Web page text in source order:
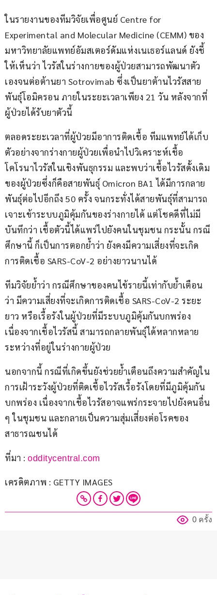
ในรายงานของทีมวิจัยเพื่อศูนย์ Centre for
Experimental and Molecular Medicine (CEMM) ของ
มหาวิทยาลัยแพทย์อัมสเตอร์ดัมแห่งเนเธอร์แลนด์ ยังชี้
ให้เห็นว่า ไวรัสในร่างกายของผู้ป่วยสามารถพัฒนาตัว
เองจนต่อต้านยา Sotrovimab ซึ่งเป็นยาต้านไวรัสสาย
พันธุ์โอมิครอน ภายในระยะเวลาเพียง 21 วัน หลังจากที่
ผู้ป่วยได้รับยาตัวนี้
ตลอดระยะเวลาที่ผู้ป่วยมีอาการติดเชื้อ ทีมแพทย์ได้เก็บ
ตัวอย่างจากร่างกายผู้ป่วยเพื่อนำไปวิเคราะห์เชื้อ
โคโรนาไวรัสในเชิงพันธุกรรม และพบว่าเชื้อไวรัสดั้งเดิม
ของผู้ป่วยซึ่งก็คือสายพันธุ์ Omicron BA1 ได้มีการกลาย
พันธุ์ต่อไปอีกถึง 50 ครั้ง จนกระทั่งได้สายพันธุ์ที่สามารถ
เจาะเข้าระบบภูมิคุ้มกันของร่างกายได้ แต่โชคดีที่ไม่มี
บันทึกว่า เชื้อตัวนี้ได้แพร่ไปยังคนในชุมชน กระนั้น กรณี
ศึกษานี้ ก็เป็นการตอกย้ำว่า ยังคงมีความเสี่ยงที่จะเกิด
การติดเชื้อ SARS-CoV-2 อย่างยาวนานได้
ทีมวิจัยย้ำว่า กรณีศึกษาของคนไข้รายนี้เท่ากับย้ำเตือน
ว่า มีความเสี่ยงที่จะเกิดการติดเชื้อ SARS-CoV-2 ระยะ
ยาว หรือเรื้อรังในผู้ป่วยที่มีระบบภูมิคุ้มกันบกพร่อง
เนื่องจากเชื้อไวรัสนี้ สามารถกลายพันธุ์ได้หลากหลาย
ระหว่างที่อยู่ในร่างกายผู้ป่วย
นอกจากนี้ กรณีที่เกิดขึ้นยังช่วยย้ำเตือนถึงความสำคัญใน
การเฝ้าระวังผู้ป่วยที่ติดเชื้อไวรัสเรื้อรังโดยที่มีภูมิคุ้มกัน
บกพร่อง เนื่องจากเชื้อไวรัสอาจแพร่กระจายไปยังคนอื่น
ๆ ในชุมชน และกลายเป็นความสุ่มเสี่ยงต่อโรคของ
สาธารณชนได้
ที่มา : odditycentral.com
เครดิตภาพ : GETTY IMAGES
0 ครั้ง